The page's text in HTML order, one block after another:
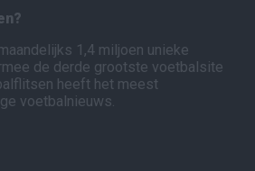
1,4 miljoen unieke
de derde grootste voetbalsite
heeft het meest
voetbalnieuws.